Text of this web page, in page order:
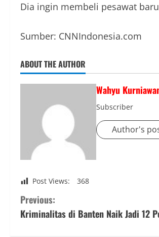
Dia ingin membeli pesawat
Sumber: CNNIndonesia.com
ABOUT THE AUTHOR
Wahyu
Subscriber
Author's
Post Views: 368
C
o
Previous:
Kriminalitas di Banten Naik Jadi 12